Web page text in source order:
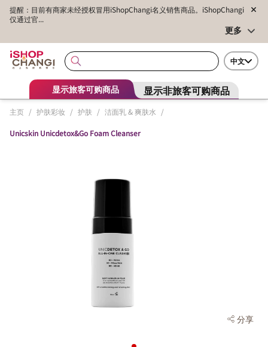
提醒：目前有商家未经授权冒用iShopChangi名义销售商品。iShopChangi
仅通过官...
更多
中文
显示旅客可购商品 显示非旅客可购商品
主页 / 护肤彩妆 / 护肤 / 洁面乳 & 爽肤水 /
Unicskin Unicdetox&Go Foam Cleanser
分享